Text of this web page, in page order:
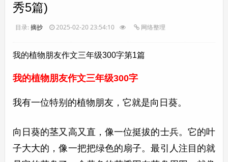
秀5篇)
目录: 摘抄 2025-02-20 23:54:10 网络整理
我的植物朋友作文三年级300字第1篇
我的植物朋友作文三年级300字
我有一位特别的植物朋友，它就是向日葵。
向日葵的茎又高又直，像一位挺拔的士兵。它的叶
子大大的，像一把把绿色的扇子。最引人注目的就